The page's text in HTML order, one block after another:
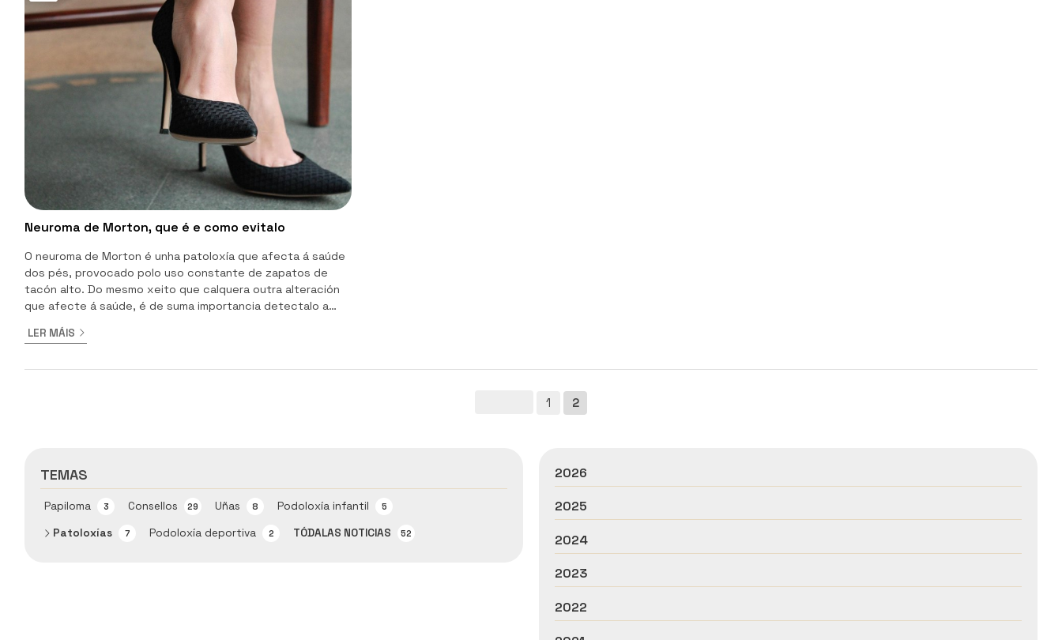
TEMAS
TÓDALAS NOTICIAS 52
Papiloma 3 Consellos 29 Uñas 8 Podoloxía infantil 5
Patoloxías 7 Podoloxía deportiva 2
Neuroma de Morton, que é e como evitalo
O neuroma de Morton é unha patoloxía que afecta á saúde
dos pés, provocado polo uso constante de zapatos de
tacón alto. Do mesmo xeito que calquera outra alteración
que afecte á saúde, é de suma importancia detectalo a
noso podólogo, Enrique José García Rubira, dispón da
patoloxía na súa consulta de podoloxía en Ourense, motivo
LER MÁIS
1 2
2026
2025
2024
2023
2022